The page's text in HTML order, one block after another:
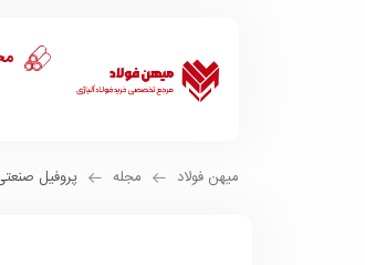
پروفیل مجله میهن فولاد